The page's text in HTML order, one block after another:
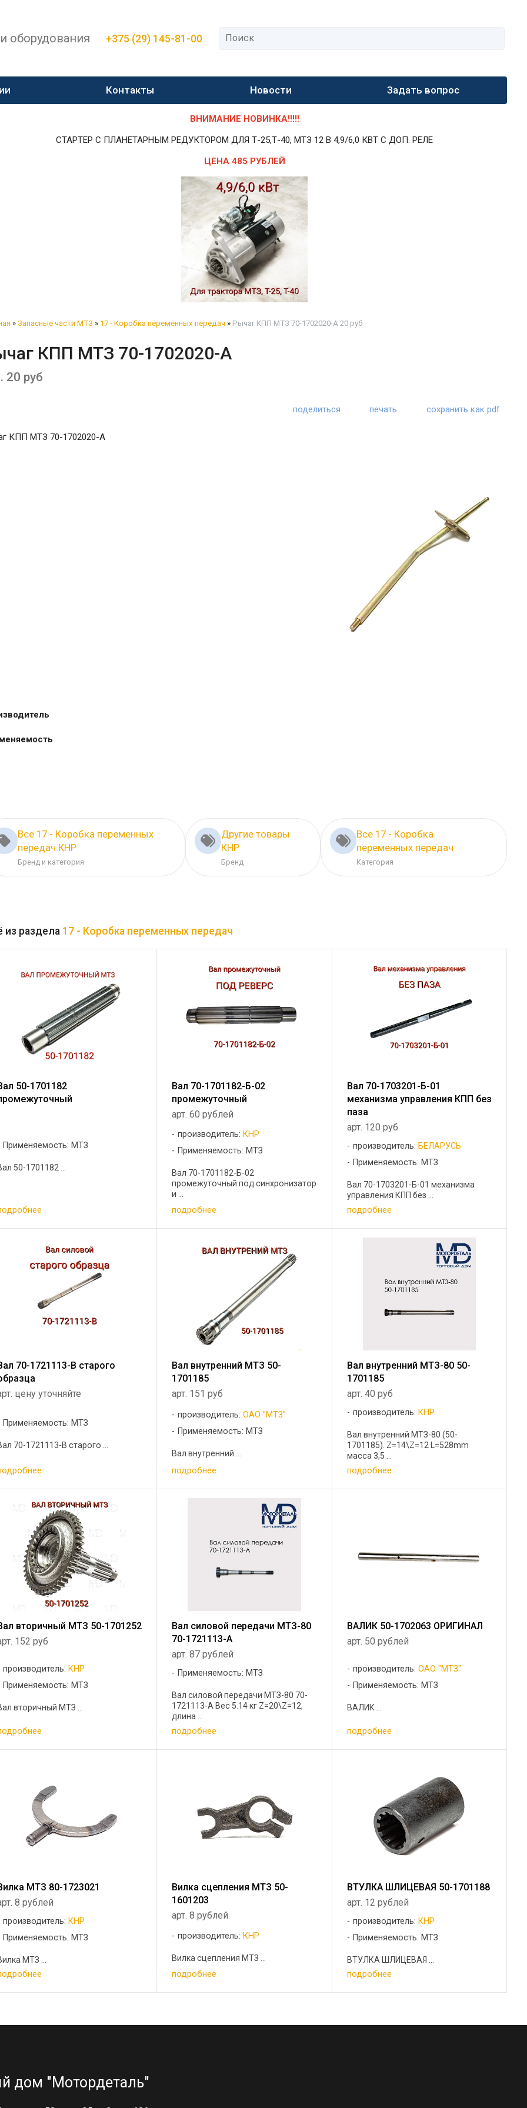
оборудования +375 (29) 145-81-00
Контакты Новости Задать вопрос
ВНИМАНИЕ НОВИНКА!!!!!
СТАРТЕР С ПЛАНЕТАРНЫМ РЕДУКТОРОМ ДЛЯ Т-25,Т-40, МТЗ 12 В 4,9/6,0 КВТ С ДОП. РЕЛЕ
ЦЕНА 485 РУБЛЕЙ
» Запасные части МТЗ » 17 - Коробка переменных передач » Рычаг КПП МТЗ 70-1702020-А 20 руб
КПП МТЗ 70-1702020-А
20 руб
поделиться печать сохранить как pdf
КПП МТЗ 70-1702020-А
Все 17 - Коробка переменных
передач КНР
Бренд и категория
Другие товары
КНР
Бренд
Все 17 - Коробка
переменных передач
Категория
из раздела 17 - Коробка переменных передач
50-1701182
Применяемость: МТЗ
50-1701182 ...
Вал 70-1701182-Б-02
промежуточный
арт. 60 рублей
производитель: КНР
Применяемость: МТЗ
Вал 70-1701182-Б-02
промежуточный под синхронизатор
и ...
подробнее
Вал 70-1703201-Б-01
механизма управления КПП без
паза
арт. 120 руб
производитель: БЕЛАРУСЬ
Применяемость: МТЗ
Вал 70-1703201-Б-01 механизма
управления КПП без ...
подробнее
70-1721113-В старого
цену уточняйте
Применяемость: МТЗ
70-1721113-В старого ...
Вал внутренний МТЗ 50-
1701185
арт. 151 руб
производитель:ОАО "МТЗ"
Применяемость: МТЗ
Вал внутренний ...
подробнее
Вал внутренний МТЗ-80 50-
1701185
арт. 40 руб
производитель: КНР
Вал внутренний МТЗ-80 (50-
1701185). Z=14\Z=12 L=528mm
масса 3,5 ...
подробнее
вторичный МТЗ 50-1701252
152 руб
производитель: КНР
Применяемость: МТЗ
вторичный МТЗ ...
Вал силовой передачи МТЗ-80
70-1721113-А
арт. 87 рублей
Применяемость: МТЗ
Вал силовой передачи МТЗ-80 70-
1721113-А Вес 5.14 кг Z=20\Z=12,
длина ...
подробнее
ВАЛИК 50-1702063 ОРИГИНАЛ
арт. 50 рублей
производитель: ОАО "МТЗ"
Применяемость: МТЗ
ВАЛИК ...
подробнее
МТЗ 80-1723021
8 рублей
производитель: КНР
Применяемость: МТЗ
МТЗ ...
Вилка сцепления МТЗ 50-
1601203
арт. 8 рублей
производитель: КНР
Вилка сцепления МТЗ ...
подробнее
ВТУЛКА ШЛИЦЕВАЯ 50-1701188
арт. 12 рублей
производитель: КНР
Применяемость: МТЗ
ВТУЛКА ШЛИЦЕВАЯ ...
подробнее
дом "Мотордеталь"